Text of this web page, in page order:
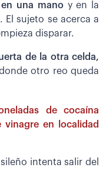
una mano y en la
El sujeto se acerca a
disparar.
de la otra celda,
otro reo queda
de cocaína
vinagre en localidad
intenta salir del